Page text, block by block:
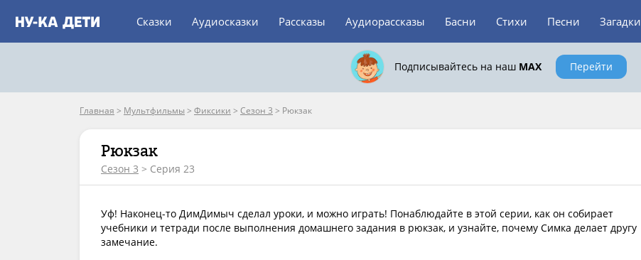
Сказки Аудиосказки Рассказы Аудиорассказы Басни Стихи Песни Загадки
Подписывайтесь на наш MAX Перейти
Главная > Мультфильмы > Фиксики > Сезон 3 > Рюкзак
Рюкзак
Сезон 3 > Серия 23
Уф! Наконец-то ДимДимыч сделал уроки, и можно играть! Понаблюдайте в этой серии, как он собирает
учебники и тетради после выполнения домашнего задания в рюкзак, и узнайте, почему Симка делает другу
замечание.